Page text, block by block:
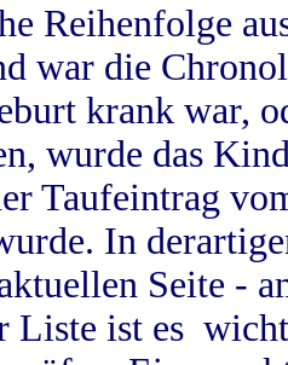
Reihenfolge
war die
krank war,
wurde das
Taufeintrag
In
Seite -
Liste ist es